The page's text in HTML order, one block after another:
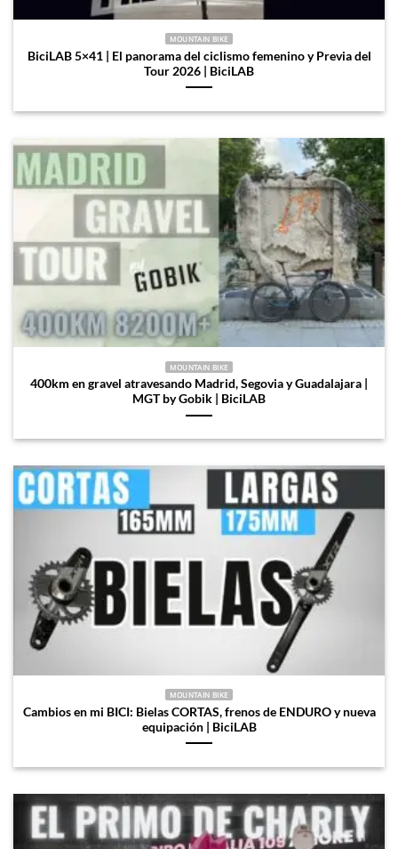
MOUNTAIN BIKE
BiciLAB 5×41 | El panorama del ciclismo femenino y Previa del
Tour 2026 | BiciLAB
MOUNTAIN BIKE
400km en gravel atravesando Madrid, Segovia y Guadalajara |
MGT by Gobik | BiciLAB
MOUNTAIN BIKE
Cambios en mi BICI: Bielas CORTAS, frenos de ENDURO y nueva
equipación | BiciLAB